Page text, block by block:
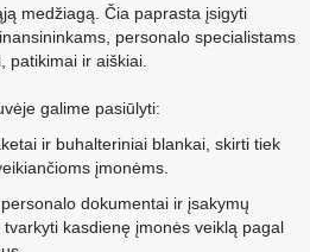
medžiagą. Čia paprasta įsigyti
personalo specialistams
patikimai ir aiškiai.
galime pasiūlyti:
ir buhalteriniai blankai, skirti tiek
įmonėms.
dokumentai ir įsakymų
kasdienę įmonės veiklą pagal